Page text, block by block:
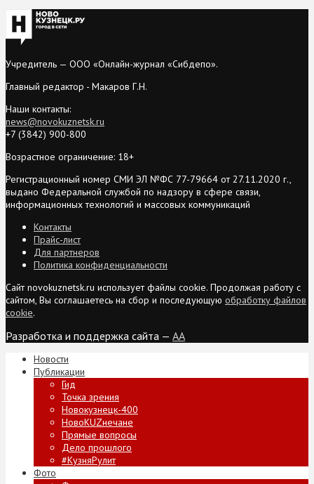
Учредитель — ООО «Онлайн-журнал «Сибдепо».
Главный редактор - Макаров Г.Н.
Наши контакты:
news@novokuznetsk.ru
+7 (3842) 900-800
Возрастное ограничение: 18+
Регистрационный номер СМИ ЭЛ №ФС 77-79664 от 27.11.2020 г.,
выдано Федеральной службой по надзору в сфере связи,
информационных технологий и массовых коммуникаций
Контакты
Прайс-лист
Для партнеров
Политика конфиденциальности
Сайт novokuznetsk.ru использует файлы cookie. Продолжая работу с
сайтом, Вы соглашаетесь на сбор и последующую обработку файлов
cookie.
Разработка и поддержка сайта — AA
Новости
Публикации
Гид
Точка зрения
Новокузнецк-400
НовоKUZнечане
Прямые вопросы
Дело прошлого
#КузняРулит
Фото